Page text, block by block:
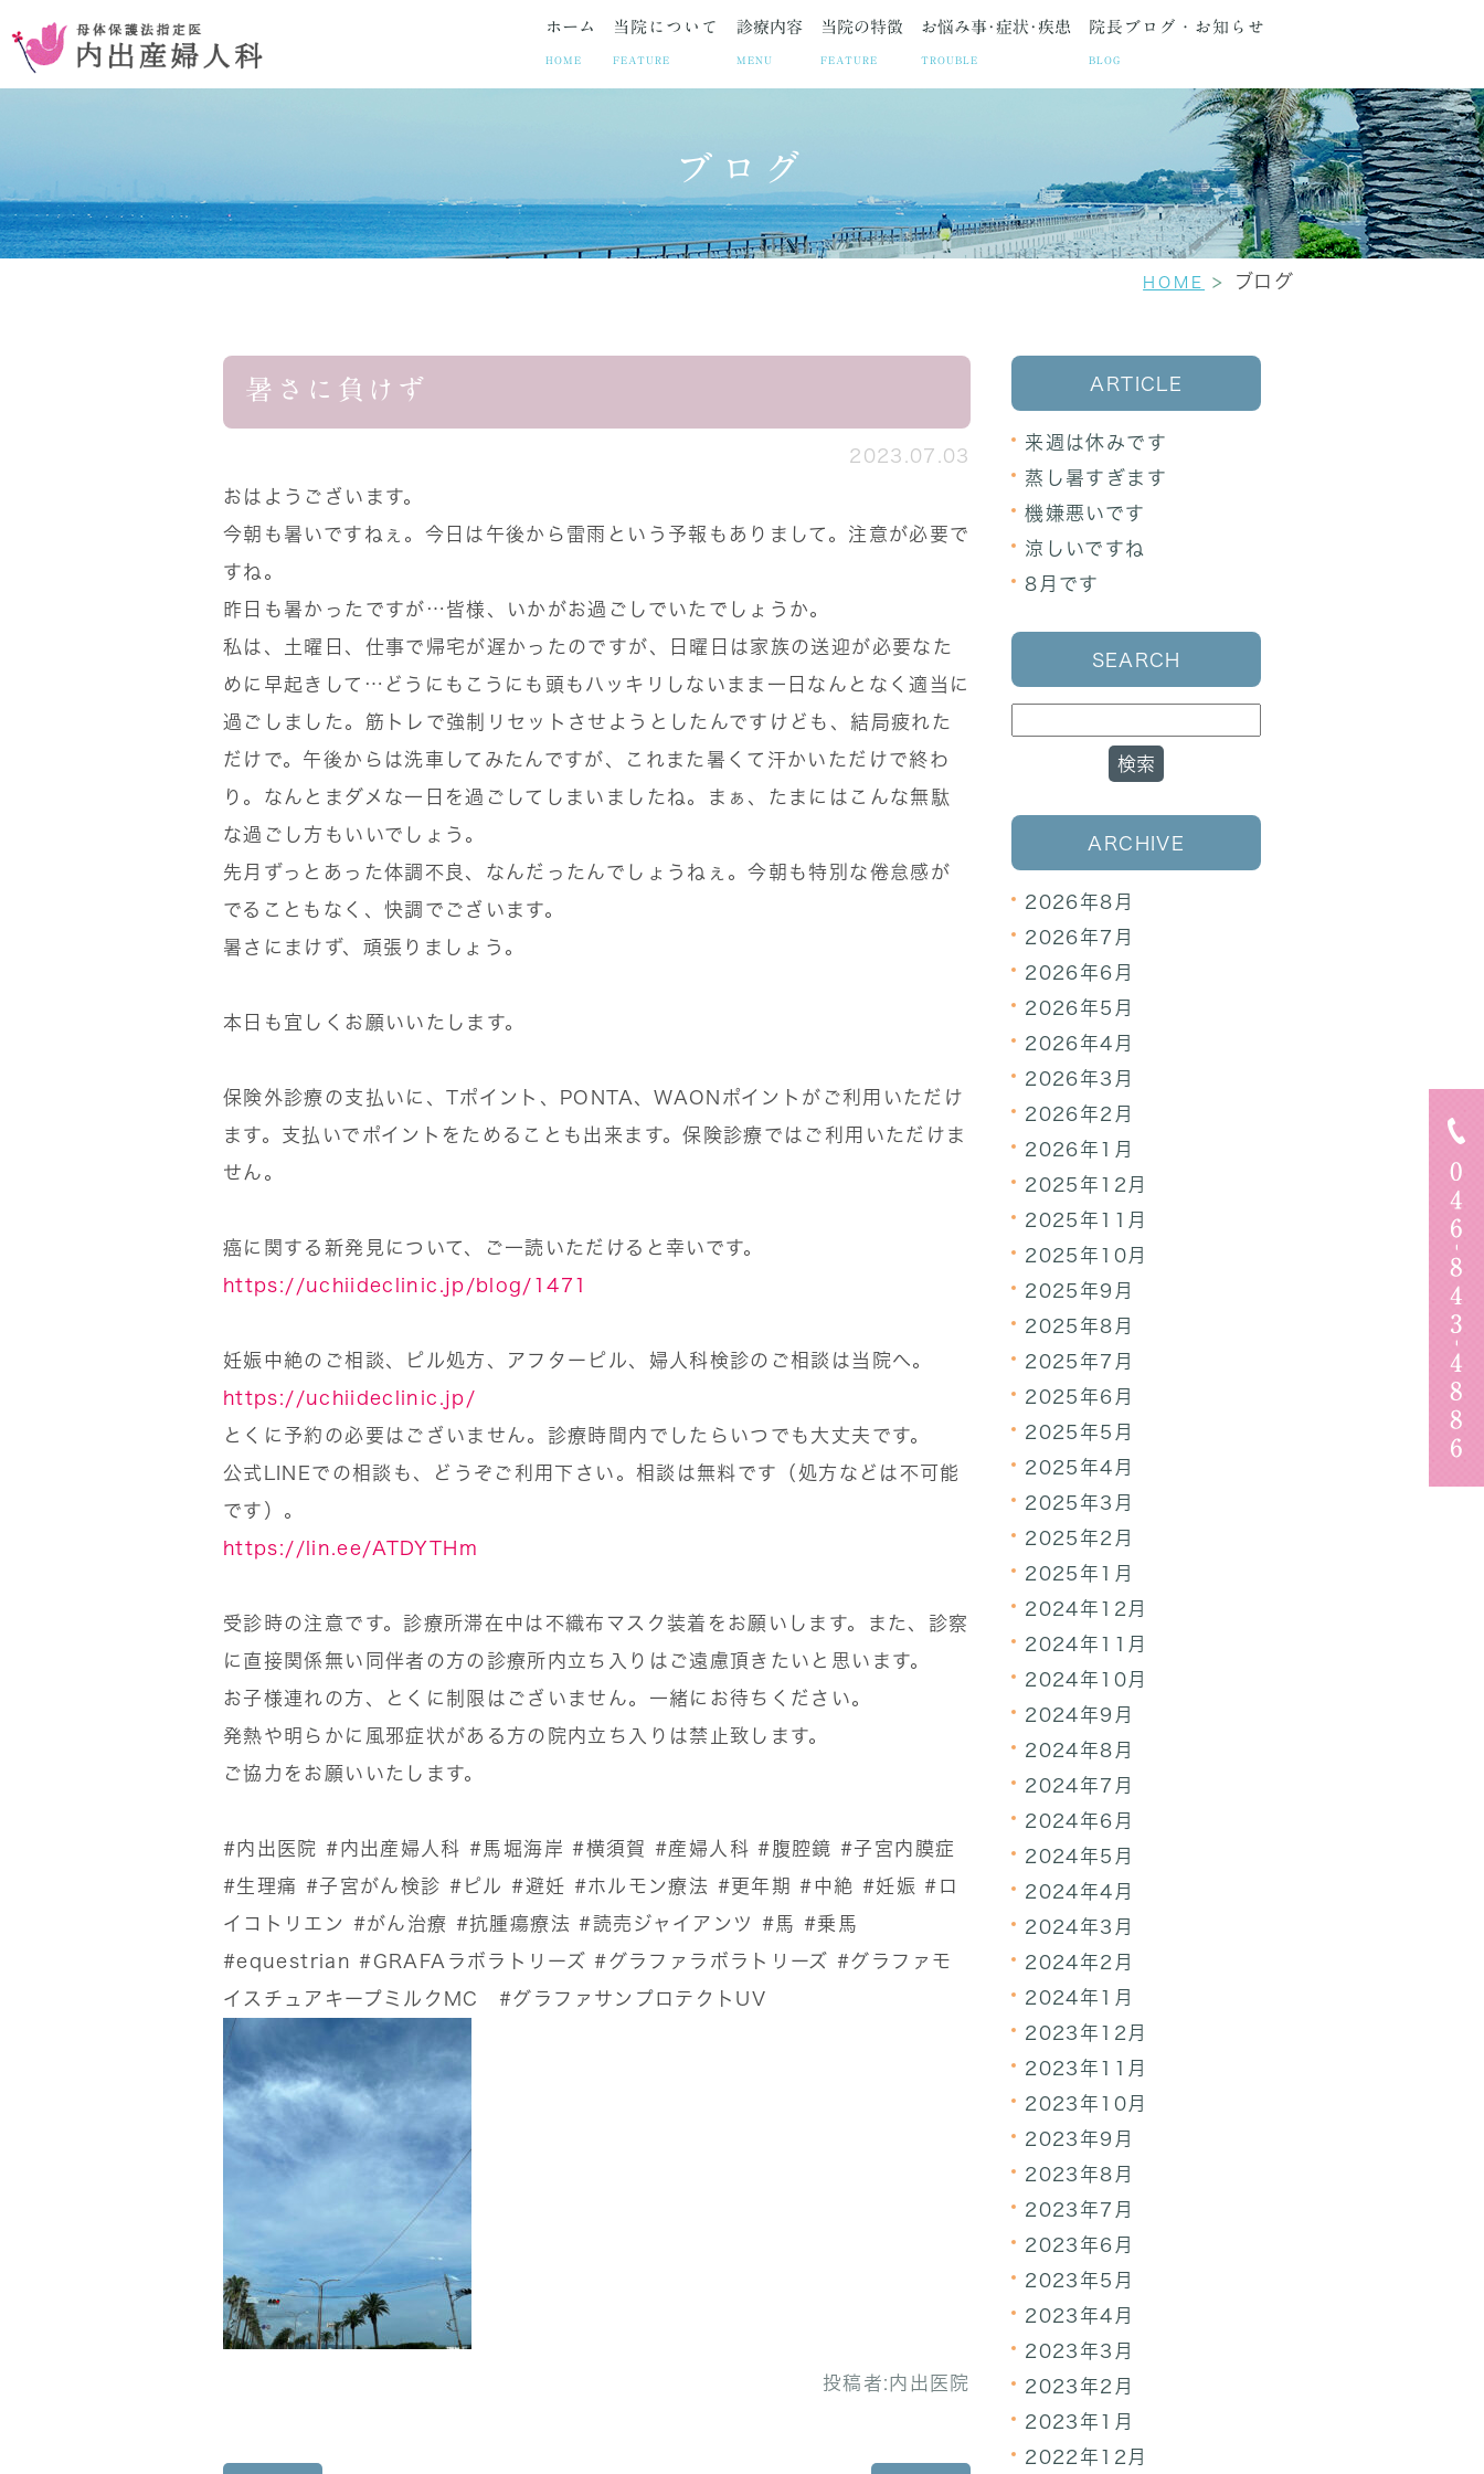
ホーム
HOME
当院について
FEATURE
コンセプト 院長紹介 当院の取り組み 診療時間・アクセス
診療内容
MENU
当院の特徴
FEATURE
お腹を切らない手術 妊娠中絶 避妊相談・ピル 不妊治療 生理痛 更年期障害
おりものの異常 子宮筋腫 子宮内膜症 腹腔鏡手術のセカンドオピニオン
お悩み事･症状･疾患
TROUBLE
お悩み事 疾患 お悩みや症状に合わせた各種検査
院長ブログ・お知らせ
BLOG
院長ブログ お知らせ
ブログ
HOME ブログ
暑さに負けず
2023.07.03
おはようございます。
今朝も暑いですねぇ。今日は午後から雷雨という予報もありまして。注意が必要で
すね。
昨日も暑かったですが…皆様、いかがお過ごしでいたでしょうか。
私は、土曜日、仕事で帰宅が遅かったのですが、日曜日は家族の送迎が必要なた
めに早起きして…どうにもこうにも頭もハッキリしないまま一日なんとなく適当に
過ごしました。筋トレで強制リセットさせようとしたんですけども、結局疲れた
だけで。午後からは洗車してみたんですが、これまた暑くて汗かいただけで終わ
り。なんとまダメな一日を過ごしてしまいましたね。まぁ、たまにはこんな無駄
な過ごし方もいいでしょう。
先月ずっとあった体調不良、なんだったんでしょうねぇ。今朝も特別な倦怠感が
でることもなく、快調でございます。
暑さにまけず、頑張りましょう。
本日も宜しくお願いいたします。
保険外診療の支払いに、Tポイント、PONTA、WAONポイントがご利用いただけ
ます。支払いでポイントをためることも出来ます。保険診療ではご利用いただけま
せん。
癌に関する新発見について、ご一読いただけると幸いです。
https://uchiideclinic.jp/blog/1471
妊娠中絶のご相談、ピル処方、アフターピル、婦人科検診のご相談は当院へ。
https://uchiideclinic.jp/
とくに予約の必要はございません。診療時間内でしたらいつでも大丈夫です。
公式LINEでの相談も、どうぞご利用下さい。相談は無料です（処方などは不可能
です）。
https://lin.ee/ATDYTHm
受診時の注意です。診療所滞在中は不織布マスク装着をお願いします。また、診察
に直接関係無い同伴者の方の診療所内立ち入りはご遠慮頂きたいと思います。
お子様連れの方、とくに制限はございません。一緒にお待ちください。
発熱や明らかに風邪症状がある方の院内立ち入りは禁止致します。
ご協力をお願いいたします。
#内出医院 #内出産婦人科 #馬堀海岸 #横須賀 #産婦人科 #腹腔鏡 #子宮内膜症
#生理痛
#子宮がん検診 #ピル #避妊 #ホルモン療法 #更年期 #中絶 #妊娠 #ロ
イコトリエン
#がん治療 #抗腫瘍療法 #読売ジャイアンツ #馬
#乗馬
#equestrian #GRAFAラボラトリーズ #グラファラボラトリーズ #グラファモ
イスチュアキープミルクMC
#グラファサンプロテクトUV
投稿者:内出医院
ARTICLE
来週は休みです
蒸し暑すぎます
機嫌悪いです
涼しいですね
8月です
SEARCH
ARCHIVE
2026年8月
2026年7月
2026年6月
2026年5月
2026年4月
2026年3月
2026年2月
2026年1月
2025年12月
2025年11月
2025年10月
2025年9月
2025年8月
2025年7月
2025年6月
2025年5月
2025年4月
2025年3月
2025年2月
2025年1月
2024年12月
2024年11月
2024年10月
2024年9月
2024年8月
2024年7月
2024年6月
2024年5月
2024年4月
2024年3月
2024年2月
2024年1月
2023年12月
2023年11月
2023年10月
2023年9月
2023年8月
2023年7月
2023年6月
2023年5月
2023年4月
2023年3月
2023年2月
2023年1月
2022年12月